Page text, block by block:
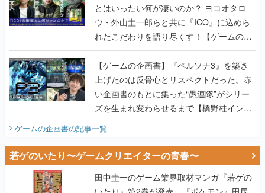
とはいったい何が凄いのか？ ヨコオタロ
ウ・外山圭一郎らと共に『ICO』に込めら
れたこだわりを語り尽くす！【ゲームの企
画書】
【ゲームの企画書】『ペルソナ3』を築き
上げたのは反骨心とリスペクトだった。赤
い企画書のもとに集った“愚連隊”がシリー
ズを生まれ変わらせるまで【橋野桂インタ
ゲームの企画書の記事一覧
若ゲのいたり〜ゲームクリエイターの青春〜
田中圭一のゲーム業界取材マンガ『若ゲの